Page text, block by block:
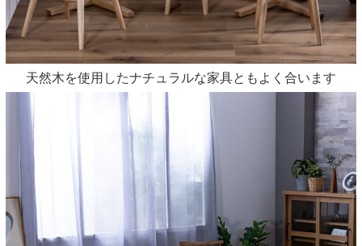
天然木を使用したナチュラルな家具ともよく合います